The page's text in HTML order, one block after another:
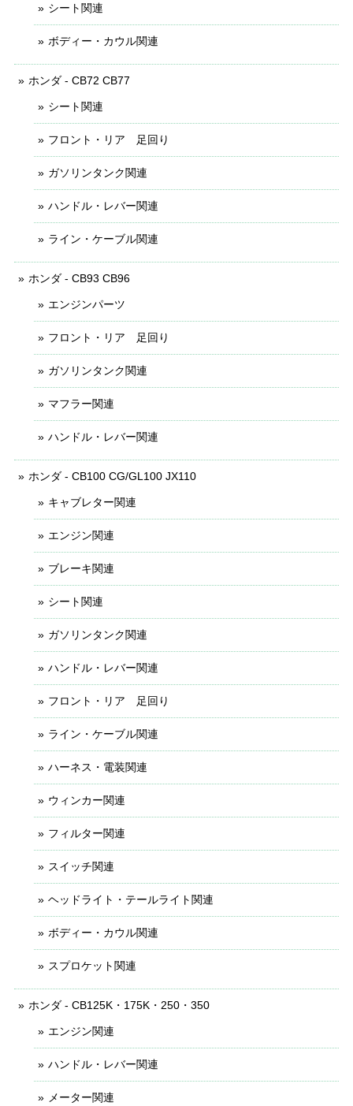
シート関連
ボディー・カウル関連
ホンダ - CB72 CB77
シート関連
フロント・リア 足回り
ガソリンタンク関連
ハンドル・レバー関連
ライン・ケーブル関連
ホンダ - CB93 CB96
エンジンパーツ
フロント・リア 足回り
ガソリンタンク関連
マフラー関連
ハンドル・レバー関連
ホンダ - CB100 CG/GL100 JX110
キャブレター関連
エンジン関連
ブレーキ関連
シート関連
ガソリンタンク関連
ハンドル・レバー関連
フロント・リア 足回り
ライン・ケーブル関連
ハーネス・電装関連
ウィンカー関連
フィルター関連
スイッチ関連
ヘッドライト・テールライト関連
ボディー・カウル関連
スプロケット関連
ホンダ - CB125K・175K・250・350
エンジン関連
ハンドル・レバー関連
メーター関連